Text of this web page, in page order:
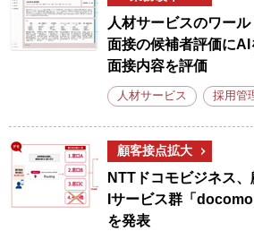
人材サービスのワー
面接の候補者評価に
面接内容を評価
人材サービス 採用管
顧客接点拡大
NTTドコモビジネス
Iサービス群「
を発表